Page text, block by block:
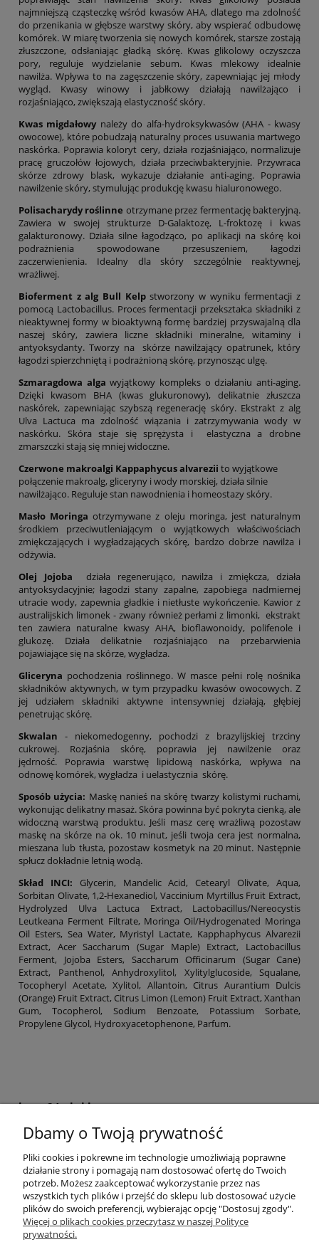
najmniejszą cząsteczkę wśród kwasów AHA, dlatego ma zdolność
do przenikania w głębsze warstwy skóry, aby wspierać odbudowę
komórek. W miarę tworzenia się nowych komórek, starsze zostają
złuszczone, odsłaniając gładką skórę. Kwas glikolowy oczyszcza
pory, reguluje wydzielanie sebum. Kwas mlekowy idealnie
nawilża. Wpływa to na zagęszczenie skóry, zapewniając jej młody
wygląd. Kwasy winowy i jabłkowy działają nawilżająco i
rozjaśniająco, zwiększają elastyczność skóry.
Kwas migdałowynależy do alfa-hydroksykwasów (AHA - kwasy
owocowe), które pobudzają naturalny proces usuwania martwego
naskórka. Poprawia koloryt cery, działa rozjaśniająco, normalizuje
pracę gruczołów łojowych, działa przeciwbakteryjnie. Przywraca
skórze zdrowy blask, wykazuje działanie anti-aging. Poprawia
nawilżenie skóry, stymulując produkcję kwasu hialuronowego.
Polisacharydy roślinne otrzymane przez fermentację bakteryjną.
Zawiera w swojej strukturze D-Galaktozę, L-froktozę i kwas
galakturonowy. Działa silne łagodząco, po aplikacji na skórę koi
podrażnienia spowodowane przesuszeniem, łagodzi
zaczerwienienia. Idealny dla skóry szczególnie reaktywnej,
wrażliwej.
Bioferment z alg Bull Kelpstworzony w wyniku fermentacji z
pomocą Lactobacillus. Proces fermentacji przekształca składniki z
nieaktywnej formy w bioaktywną formę bardziej przyswajalną dla
naszej skóry, zawiera liczne składniki mineralne, witaminy i
antyoksydanty. Tworzy na skórze nawilżający opatrunek, który
łagodzi spierzchniętą i podrażnioną skórę, przynosząc ulgę.
Szmaragdowa alga wyjątkowy kompleks o działaniu anti-aging.
Dzięki kwasom BHA (kwas glukuronowy), delikatnie złuszcza
naskórek, zapewniając szybszą regenerację skóry. Ekstrakt z alg
Ulva Lactuca ma zdolność wiązania i zatrzymywania wody w
naskórku. Skóra staje się sprężysta i elastyczna a drobne
zmarszczki stają się mniej widoczne.
Czerwone makroalgi Kappaphycus alvarezii to wyjątkowe
połączenie makroalg, gliceryny i wody morskiej, działa silnie
nawilżająco. Reguluje stan nawodnienia i homeostazy skóry.
Masło Moringa otrzymywane z oleju moringa, jest naturalnym
środkiem przeciwutleniającym o wyjątkowych właściwościach
zmiękczających i wygładzających skórę, bardzo dobrze nawilża i
odżywia.
Olej Jojoba działa regenerująco, nawilża i zmiękcza, działa
antyoksydacyjnie; łagodzi stany zapalne, zapobiega nadmiernej
utracie wody, zapewnia gładkie i nietłuste wykończenie. Kawior z
australijskich limonek - zwany również perłami z limonki, ekstrakt
ten zawiera naturalne kwasy AHA, bioflawonoidy, polifenole i
glukozę. Działa delikatnie rozjaśniająco na przebarwienia
pojawiające się na skórze, wygładza.
Gliceryna pochodzenia roślinnego. W masce pełni rolę nośnika
składników aktywnych, w tym przypadku kwasów owocowych. Z
jej udziałem składniki aktywne intensywniej działają, głębiej
penetrując skórę.
Skwalan - niekomedogenny, pochodzi z brazylijskiej trzciny
cukrowej. Rozjaśnia skórę, poprawia jej nawilżenie oraz
jędrność. Poprawia warstwę lipidową naskórka, wpływa na
odnowę komórek, wygładza i uelastycznia skórę.
Sposób użycia: Maskę nanieś na skórę twarzy kolistymi ruchami,
wykonując delikatny masaż. Skóra powinna być pokryta cienką, ale
widoczną warstwą produktu. Jeśli masz cerę wrażliwą pozostaw
maskę na skórze na ok. 10 minut, jeśli twoja cera jest normalna,
mieszana lub tłusta, pozostaw kosmetyk na 20 minut. Następnie
spłucz dokładnie letnią wodą.
Skład INCI: Glycerin, Mandelic Acid, Cetearyl Olivate, Aqua,
Sorbitan Olivate, 1,2-Hexanediol, Vaccinium Myrtillus Fruit Extract,
Hydrolyzed Ulva Lactuca Extract, Lactobacillus/Nereocystis
Leutkeana Ferment Filtrate, Moringa Oil/Hydrogenated Moringa
Oil Esters, Sea Water, Myristyl Lactate, Kapphaphycus Alvarezii
Extract, Acer Saccharum (Sugar Maple) Extract, Lactobacillus
Ferment, Jojoba Esters, Saccharum Officinarum (Sugar Cane)
Extract, Panthenol, Anhydroxylitol, Xylitylglucoside, Squalane,
Tocopheryl Acetate, Xylitol, Allantoin, Citrus Aurantium Dulcis
(Orange) Fruit Extract, Citrus Limon (Lemon) Fruit Extract, Xanthan
Gum, Tocopherol, Sodium Benzoate, Potassium Sorbate,
Propylene Glycol, Hydroxyacetophenone, Parfum.
krem24.pl sklep
+48 508 283 281
sklep@krem24.pl
Litewska 10
51-354Wrocław woj. dolnośląskie
NIP 8981978725
Pomoc
Dbamy o Twoją prywatność
Pliki cookies i pokrewne im technologie umożliwiają poprawne
działanie strony i pomagają nam dostosować ofertę do Twoich
potrzeb. Możesz zaakceptować wykorzystanie przez nas
wszystkich tych plików i przejść do sklepu lub dostosować użycie
plików do swoich preferencji, wybierając opcję "Dostosuj zgody".
Więcej o plikach cookies przeczytasz w naszej Polityce
prywatności.